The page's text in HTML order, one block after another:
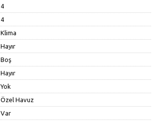
4
4
Klima
Hayır
Boş
Hayır
Yok
Özel Havuz
Var